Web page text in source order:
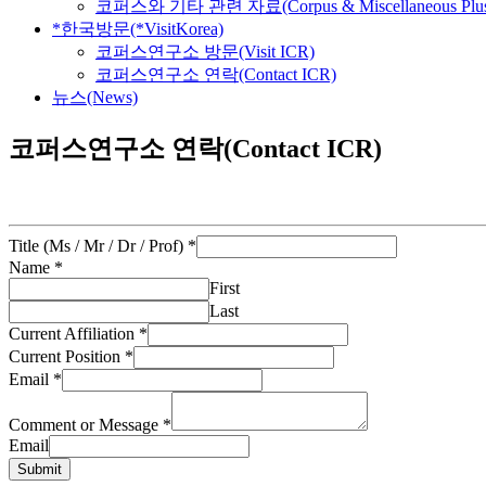
코퍼스와 기타 관련 자료(Corpus & Miscellaneous
*한국방문(*VisitKorea)
코퍼스연구소 방문(Visit ICR)
코퍼스연구소 연락(Contact ICR)
뉴스(News)
코퍼스연구소 연락(Contact ICR)
Title (Ms / Mr / Dr / Prof) *
Name *
First
Last
Current Affiliation *
Current Position *
Email *
Comment or Message *
Email
Submit